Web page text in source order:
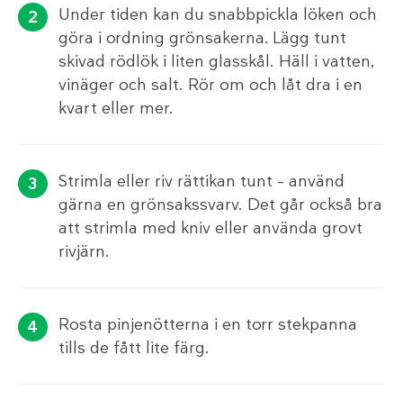
Under tiden kan du snabbpickla löken och
göra i ordning grönsakerna. Lägg tunt
skivad rödlök i liten glasskål. Häll i vatten,
vinäger och salt. Rör om och låt dra i en
kvart eller mer.
Strimla eller riv rättikan tunt – använd
gärna en grönsakssvarv. Det går också bra
att strimla med kniv eller använda grovt
rivjärn.
Rosta pinjenötterna i en torr stekpanna
tills de fått lite färg.